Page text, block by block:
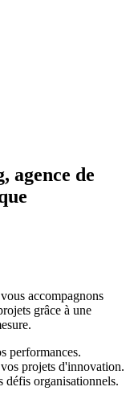
agence de
accompagnons
grâce à une
performances.
projets d'innovation.
défis organisationnels.